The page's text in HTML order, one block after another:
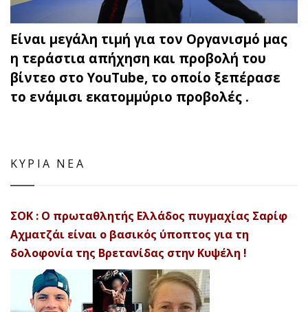
Είναι μεγάλη τιμή για τον Οργανισμό μας
η τεράστια απήχηση και προβολή του
βίντεο στο YouTube, το οποίο ξεπέρασε
το ενάμισι εκατομμύριο προβολές .
ΚΥΡΙΑ ΝΕΑ
ΣΟΚ : Ο πρωταθλητής Ελλάδος πυγμαχίας Σαρίφ
Αχματζάι είναι ο βασικός ύποπτος για τη
δολοφονία της Βρετανίδας στην Κυψέλη !